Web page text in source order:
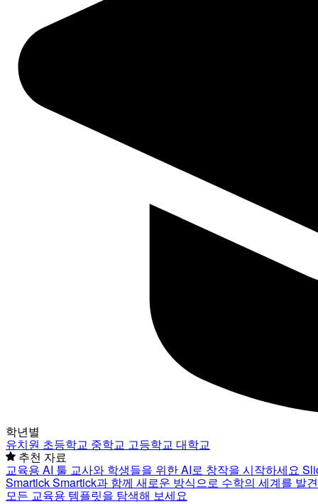
학년별
유치원 초등학교 중학교 고등학교 대학교
추천 자료
교육용 AI 툴 교사와 학생들을 위한 AI로 창작을 시작하세요
SmartickSmartick과 함께 새로운 방식으로 수학의 세계를 발
모든 교육용 템플릿을 탐색해 보세요